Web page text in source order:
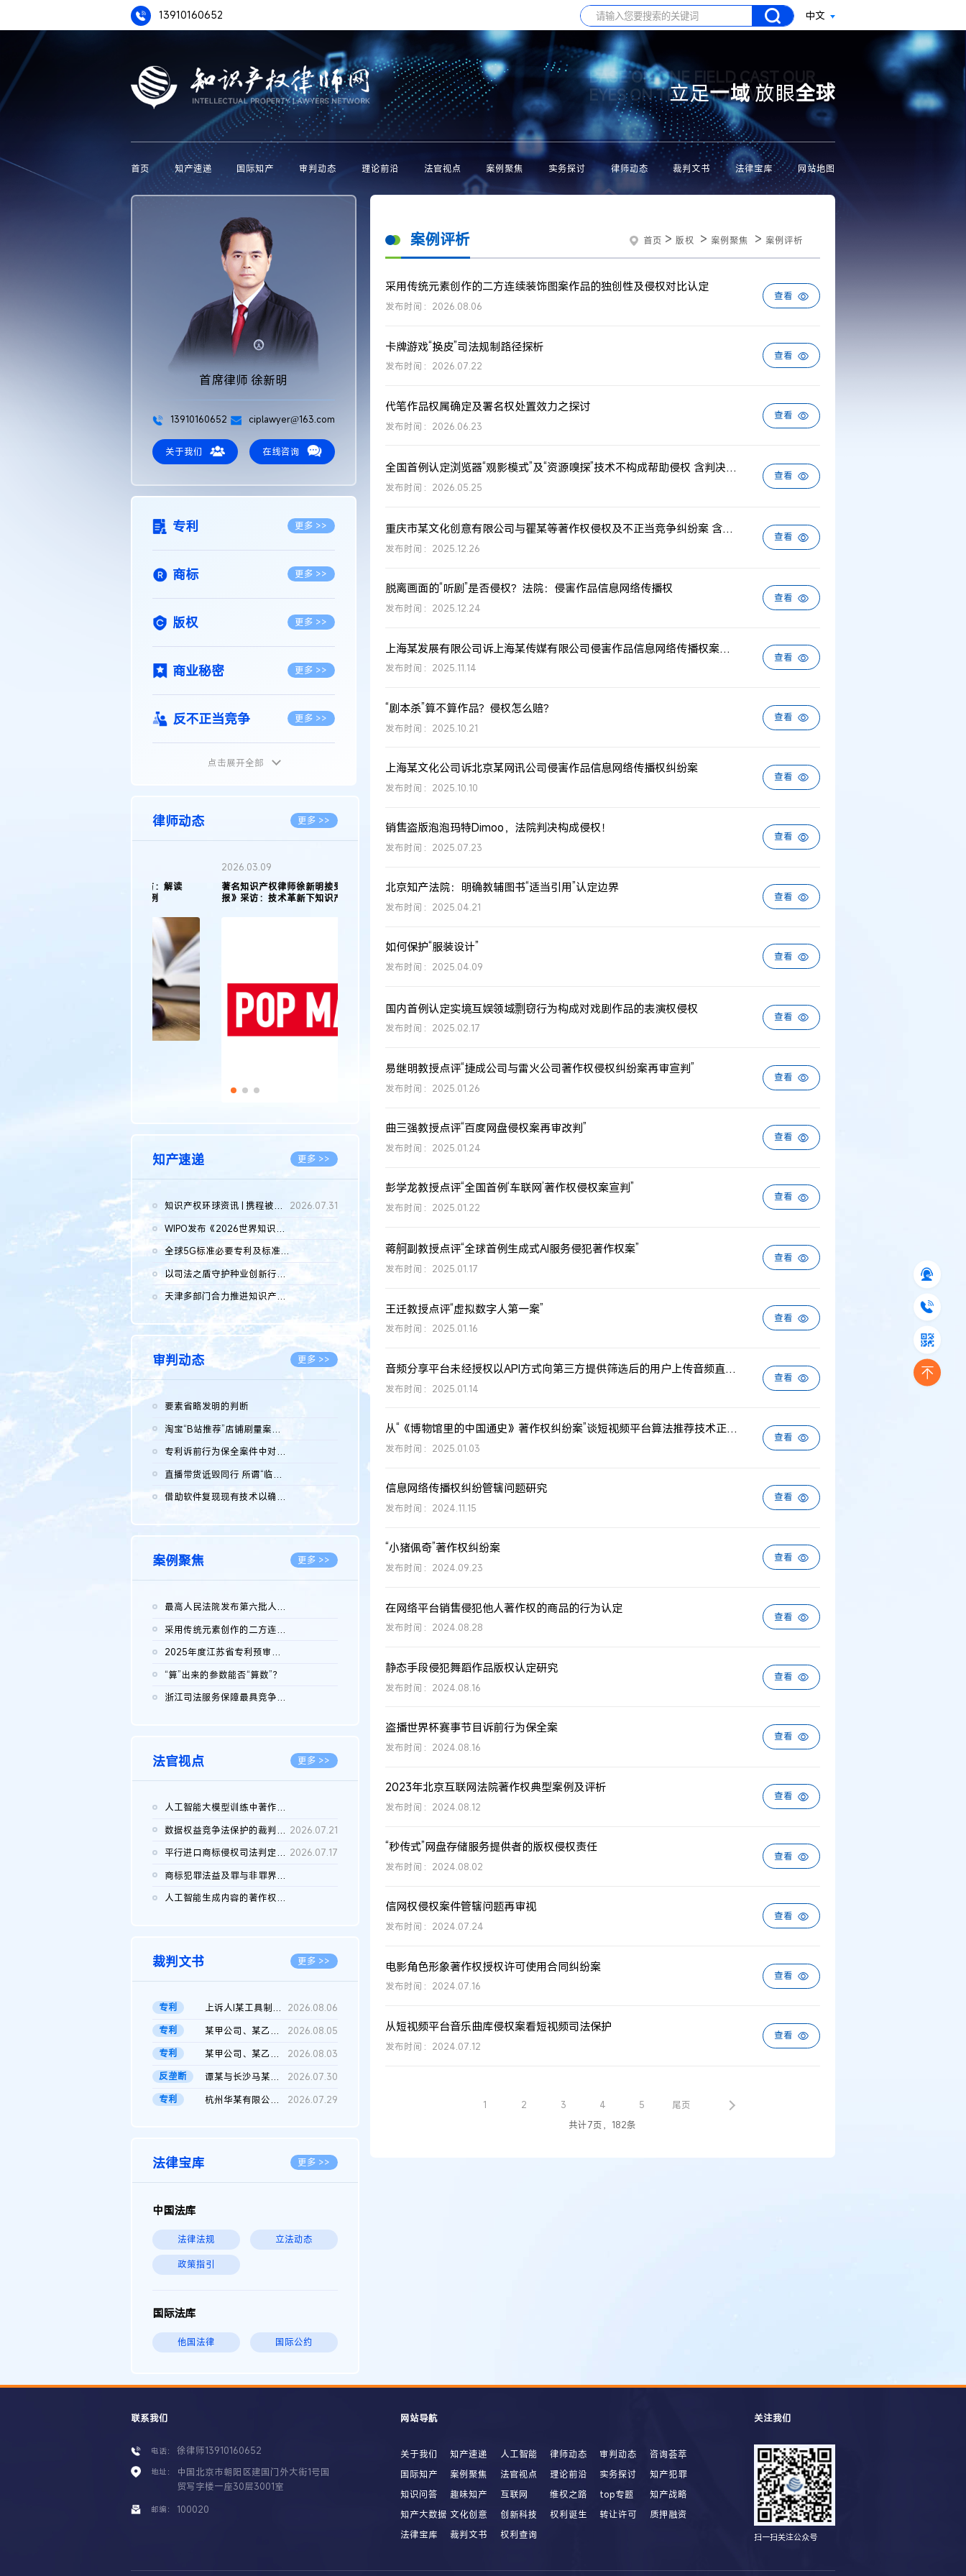
13910160652 中文
BASE ON ONE FIELD CAST OUR
EYES ON THE WHOLE WORLD
立足一域放眼全球
首页 知产速递 国际知产 审判动态 理论前沿 法官视点 案例聚焦 实务探讨 律师动态 裁判文书 法律宝库 网站地图
首席律师 徐新明
13910160652 ciplawyer@163.com
关于我们 在线咨询
专利 更多 >>
商标 更多 >>
版权 更多 >>
商业秘密 更多 >>
反不正当竞争 更多 >>
植物新品种
地理标志 更多 >>
集成电路布图设计
传统文化
点击展开全部
律师动态 更多 >>
徐新明律师接受《天津日报》采访：解读
2025年度天津市专利行政保护案例
著名知识产权律师徐新明接受《中国经营
挑战与应对策略
徐新明律师经典案例：刘某与西安某生物科
知产速递 更多 >>
知识产权环球资讯 | 携程被市监总局罚51.79亿；瑞幸泰国商标案上...
2026.07.31
WIPO发布《2026世界知识产权报告》 含报告全文
全球5G标准必要专利及标准提案研究报告（2026年）全文发布
以司法之盾守护种业创新行稳致远
2026.08.05
天津多部门合力推进知识产权保护工作
2026.08.05
审判动态 更多 >>
要素省略发明的判断
淘宝“B站推荐”店铺刷量案维持原判，两被告连带赔偿150万元
专利诉前行为保全案件中对仿制药申请人曾作出三类声明的考量及违...
直播带货诋毁同行 所谓“临场发挥”不免责
借助软件复现现有技术以确认相关参数特征是否被公开
案例聚焦 更多 >>
最高人民法院发布第六批人民法院种业知识产权司法保护典型案例 含...
采用传统元素创作的二方连续装饰图案作品的独创性及侵权对比认定
2025年度江苏省专利预审典型案例
“算”出来的参数能否“算数”？
浙江司法服务保障最具竞争力营商环境建设典型案例（第二批）含侵...
法官视点 更多 >>
人工智能大模型训练中著作权的合理使用
2026.07.28
数据权益竞争法保护的裁判路径构建 2026.07.21
平行进口商标侵权司法判定规则的困境与纾解 2026.07.17
商标犯罪法益及罪与非罪界限研究
人工智能生成内容的著作权司法认定：演进逻辑、现实困境与规则建...
裁判文书 更多 >>
专利 上诉人I某工具制品有限公司与被上诉人程某及一审被告中华人民共和...
2026.08.06
专利
某甲公司、某乙公司、某丙公司申请诉前行为保全复议裁定书
2026.08.05
专利
某甲公司、某乙公司、官某与某丙公司专利申请权权属纠纷 二审判决...
2026.08.03
反垄断
谭某与长沙马某堆农产品股份有限公司滥用市场支配地位纠纷二审裁...
2026.07.30
专利
杭州华某有限公司与菲某有限公司侵害发明专利权纠纷 2026.07.29
法律宝库 更多 >>
中国法库
法律法规 立法动态
政策指引
国际法库
他国法律 国际公约
案例评析 首页 > 版权 > 案例聚焦 > 案例评析
采用传统元素创作的二方连续装饰图案作品的独创性及侵权对比认定
发布时间：2026.08.06
查看
卡牌游戏“换皮”司法规制路径探析
发布时间：2026.07.22
查看
代笔作品权属确定及署名权处置效力之探讨
发布时间：2026.06.23
查看
全国首例认定浏览器“观影模式”及“资源嗅探”技术不构成帮助侵权 含判决书原文
发布时间：2026.05.25
查看
重庆市某文化创意有限公司与瞿某等著作权侵权及不正当竞争纠纷案 含二审判决书
发布时间：2025.12.26
查看
脱离画面的“听剧”是否侵权？法院：侵害作品信息网络传播权
发布时间：2025.12.24
查看
上海某发展有限公司诉上海某传媒有限公司侵害作品信息网络传播权案含判决书
发布时间：2025.11.14
查看
“剧本杀”算不算作品？侵权怎么赔？
发布时间：2025.10.21
查看
上海某文化公司诉北京某网讯公司侵害作品信息网络传播权纠纷案
发布时间：2025.10.10
查看
销售盗版泡泡玛特Dimoo，法院判决构成侵权！
发布时间：2025.07.23
查看
北京知产法院：明确教辅图书“适当引用”认定边界
发布时间：2025.04.21
查看
如何保护“服装设计”
发布时间：2025.04.09
查看
国内首例认定实境互娱领域剽窃行为构成对戏剧作品的表演权侵权
发布时间：2025.02.17
查看
易继明教授点评“捷成公司与雷火公司著作权侵权纠纷案再审宣判”
发布时间：2025.01.26
查看
曲三强教授点评“百度网盘侵权案再审改判”
发布时间：2025.01.24
查看
彭学龙教授点评“全国首例‘车联网’著作权侵权案宣判”
发布时间：2025.01.22
查看
蒋舸副教授点评“全球首例生成式AI服务侵犯著作权案”
发布时间：2025.01.17
查看
王迁教授点评“虚拟数字人第一案”
发布时间：2025.01.16
查看
音频分享平台未经授权以API方式向第三方提供筛选后的用户上传音频直接侵权案
发布时间：2025.01.14
查看
从“《博物馆里的中国通史》著作权纠纷案”谈短视频平台算法推荐技术正当性的认定标准
发布时间：2025.01.03
查看
信息网络传播权纠纷管辖问题研究
发布时间：2024.11.15
查看
“小猪佩奇”著作权纠纷案
发布时间：2024.09.23
查看
在网络平台销售侵犯他人著作权的商品的行为认定
发布时间：2024.08.28
查看
静态手段侵犯舞蹈作品版权认定研究
发布时间：2024.08.16
查看
盗播世界杯赛事节目诉前行为保全案
发布时间：2024.08.16
查看
2023年北京互联网法院著作权典型案例及评析
发布时间：2024.08.12
查看
“秒传式”网盘存储服务提供者的版权侵权责任
发布时间：2024.08.02
查看
信网权侵权案件管辖问题再审视
发布时间：2024.07.24
查看
电影角色形象著作权授权许可使用合同纠纷案
发布时间：2024.07.16
查看
从短视频平台音乐曲库侵权案看短视频司法保护
发布时间：2024.07.12
查看
1 2 3 4 5
尾页
共计7页，182条
联系我们
电话： 徐律师13910160652
地址：
中国北京市朝阳区建国门外大街1号国
贸写字楼一座30层3001室
邮编： 100020
网站导航
关于我们 知产速递 人工智能 律师动态 审判动态
咨询荟萃
国际知产
案例聚焦 法官视点 理论前沿 实务探讨
知产犯罪
知识问答
趣味知产 互联网 维权之路 top专题
知产战略
知产大数据 文化创意 创新科技 权利诞生 转让许可
质押融资
法律宝库
裁判文书 权利查询
关注我们
扫一扫关注公众号